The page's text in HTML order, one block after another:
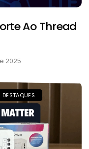
Ao Thread
2025
DESTAQUES